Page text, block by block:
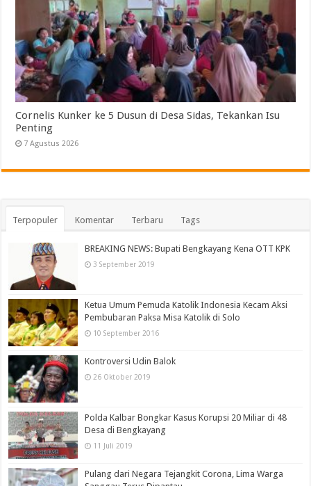
Cornelis Kunker ke 5 Dusun di Desa Sidas, Tekankan Isu
Penting
7 Agustus 2026
Terpopuler Komentar Terbaru Tags
BREAKING NEWS: Bupati Bengkayang Kena OTT KPK
3 September 2019
Ketua Umum Pemuda Katolik Indonesia Kecam Aksi
Pembubaran Paksa Misa Katolik di Solo
10 September 2016
Kontroversi Udin Balok
26 Oktober 2019
Polda Kalbar Bongkar Kasus Korupsi 20 Miliar di 48
Desa di Bengkayang
11 Juli 2019
Pulang dari Negara Tejangkit Corona, Lima Warga